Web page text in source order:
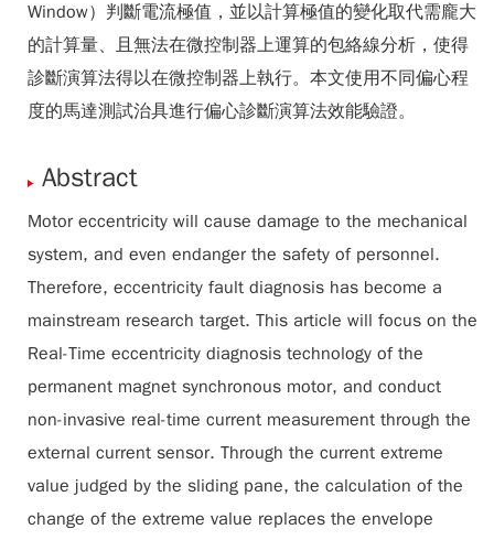
Window）判斷電流極值，並以計算極值的變化取代需龐大
的計算量、且無法在微控制器上運算的包絡線分析，使得
診斷演算法得以在微控制器上執行。本文使用不同偏心程
度的馬達測試治具進行偏心診斷演算法效能驗證。
Abstract
Motor eccentricity will cause damage to the mechanical
system, and even endanger the safety of personnel.
Therefore, eccentricity fault diagnosis has become a
mainstream research target. This article will focus on the
Real-Time eccentricity diagnosis technology of the
permanent magnet synchronous motor, and conduct
non-invasive real-time current measurement through the
external current sensor. Through the current extreme
value judged by the sliding pane, the calculation of the
change of the extreme value replaces the envelope